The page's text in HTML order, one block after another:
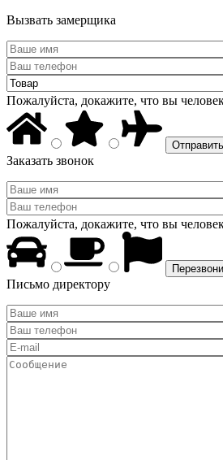
Вызвать замерщика
Пожалуйста, докажите, что вы
Заказать звонок
Пожалуйста, докажите, что вы
Письмо директору